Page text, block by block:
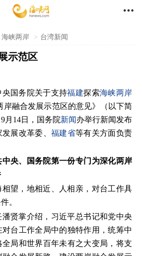

海峡两岸 > 台湾新闻
示范区
央国务院关于支持福建探索海峡两岸
岸融合发展示范区的意见》（以下简
月14日，国务院新闻办举行新闻发布
展改革委、 福建省等有关方面负责
中央、国务院第一份专门为深化两岸
相望，地相近、人相亲，对台工作具
。
贤掌介绍，习近平总书记和党中央
台工作全局中的独特作用，统筹中
局和世界百年未有之大变局，将支